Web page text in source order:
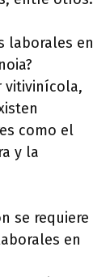
laborales en
vitivinícola,
como el
y la
se requiere
en